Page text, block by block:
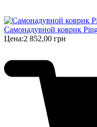
Самонадувной коврик
Цена:2 852,00 грн